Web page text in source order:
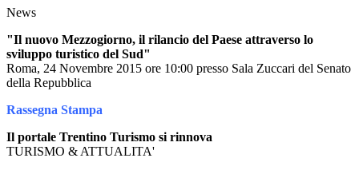
News
"Il nuovo Mezzogiorno, il rilancio del Paese attraverso lo
sviluppo turistico del Sud"
Roma, 24 Novembre 2015 ore 10:00 presso Sala Zuccari del Senato
della Repubblica
Rassegna Stampa
Il portale Trentino Turismo si rinnova
TURISMO & ATTUALITA'